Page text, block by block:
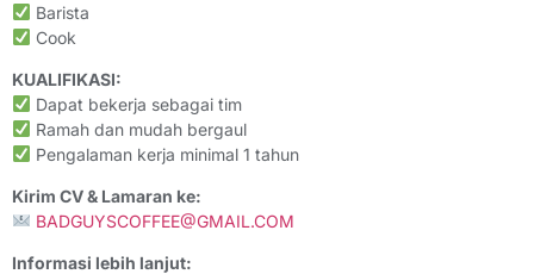
Barista
Cook
KUALIFIKASI:
Dapat bekerja sebagai tim
Ramah dan mudah bergaul
Pengalaman kerja minimal 1 tahun
Kirim CV & Lamaran ke:
BADGUYSCOFFEE@GMAIL.COM
Informasi lebih lanjut: